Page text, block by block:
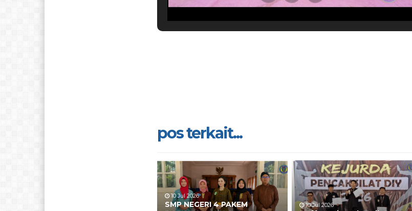
pos terkait...
10 Jul 2026
SMP NEGERI 4 PAKEM
10 Jul 2026